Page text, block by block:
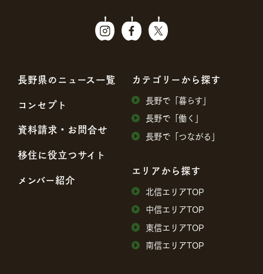
⻑野県のニュース⼀覧
コンセプト
資料請求・お問合せ
移住に役⽴つサイト
メンバー紹介
カテゴリーから探す
⻑野で「暮らす」
⻑野で「働く」
⻑野で「つながる」
エリアから探す
北信エリアTOP
中信エリアTOP
東信エリアTOP
南信エリアTOP